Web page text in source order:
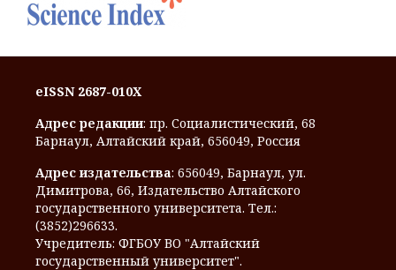
eISSN 2687-010X
Адрес редакции: пр. Социалистический, 68
Барнаул, Алтайский край, 656049, Россия
Адрес издательства: 656049, Барнаул, ул.
Димитрова, 66, Издательство Алтайского
государственного университета. Тел.:
(3852)296633.
Учредитель: ФГБОУ ВО "Алтайский
государственный университет".